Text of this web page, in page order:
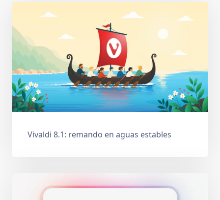
Vivaldi 8.1: remando en aguas estables